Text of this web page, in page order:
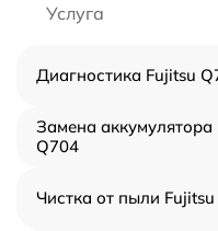
Услуга
Диагностика Fujitsu
Замена аккумулятора
Q704
Чистка от пыли